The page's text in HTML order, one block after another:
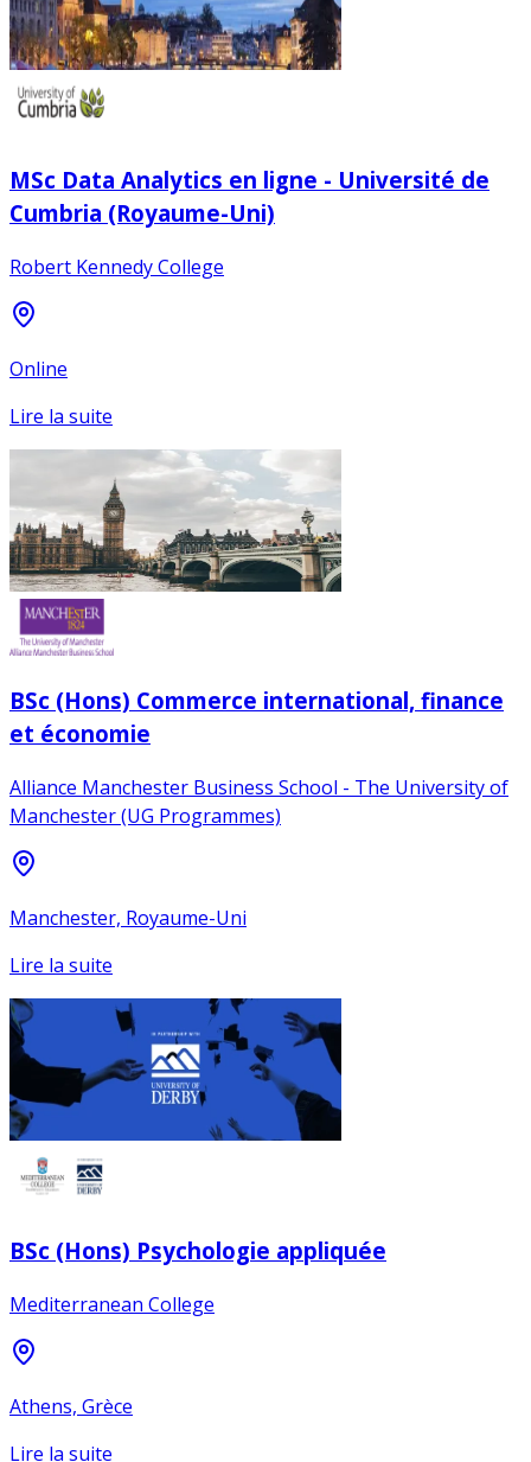
MSc Data Analytics en ligne - Université de
Cumbria (Royaume-Uni)
Robert Kennedy College
Online
Lire la suite
BSc (Hons) Commerce international, finance
et économie
Alliance Manchester Business School - The University of
Manchester (UG Programmes)
Manchester, Royaume-Uni
Lire la suite
BSc (Hons) Psychologie appliquée
Mediterranean College
Athens, Grèce
Lire la suite